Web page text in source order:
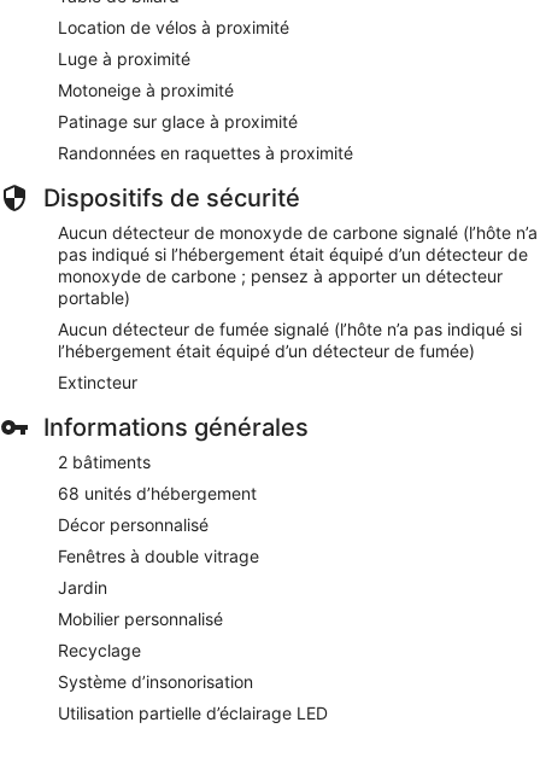
Location de vélos à proximité
Luge à proximité
Motoneige à proximité
Patinage sur glace à proximité
Randonnées en raquettes à proximité
Dispositifs de sécurité
Aucun détecteur de monoxyde de carbone signalé (l’hôte n’a
pas indiqué si l’hébergement était équipé d’un détecteur de
monoxyde de carbone ; pensez à apporter un détecteur
portable)
Aucun détecteur de fumée signalé (l’hôte n’a pas indiqué si
l’hébergement était équipé d’un détecteur de fumée)
Extincteur
Informations générales
2 bâtiments
68 unités d’hébergement
Décor personnalisé
Fenêtres à double vitrage
Jardin
Mobilier personnalisé
Recyclage
Système d’insonorisation
Utilisation partielle d’éclairage LED